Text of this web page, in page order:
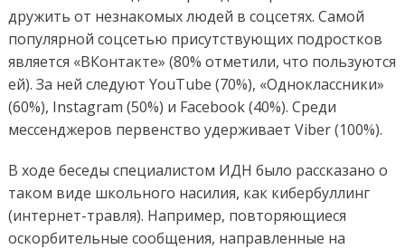
дружить от незнакомых людей в соцсетях. Самой
популярной соцсетью присутствующих подростков
является «ВКонтакте» (80% отметили, что пользуются
ей). За ней следуют YouTube (70%), «Одноклассники»
(60%), Instagram (50%) и Facebook (40%). Среди
мессенджеров первенство удерживает Viber (100%).
В ходе беседы специалистом ИДН было рассказано о
таком виде школьного насилия, как кибербуллинг
(интернет-травля). Например, повторяющиеся
оскорбительные сообщения, направленные на